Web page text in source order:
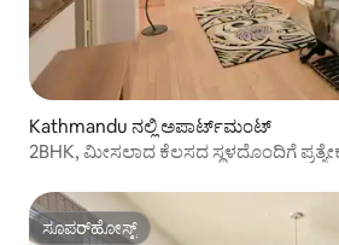
Kathmandu ನಲ್ಲಿ ಅಪಾರ್ಟ್‌ಮಂಟ್
2BHK, ಮೀಸಲಾದ ಕೆಲಸದ ಸ್ಥಳದೊಂದಿಗೆ
ಸೂಪರ್‌ಹೋಸ್ಟ್
ಸೂಪರ್‌ಹೋಸ್ಟ್